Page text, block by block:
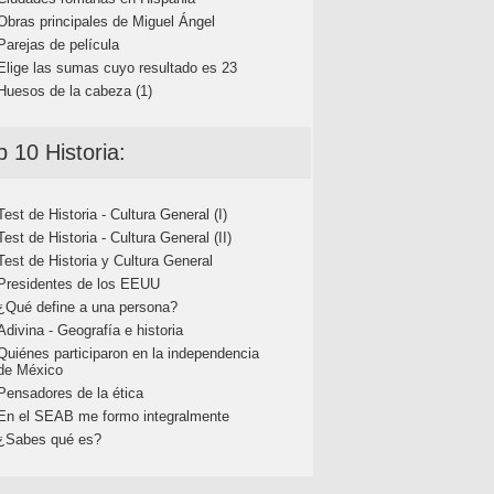
principales de Miguel Ángel
de película
las sumas cuyo resultado es 23
de la cabeza (1)
10 Historia:
de Historia - Cultura General (I)
de Historia - Cultura General (II)
de Historia y Cultura General
de los EEUU
define a una persona?
- Geografía e historia
participaron en la independencia
México
de la ética
el SEAB me formo integralmente
qué es?